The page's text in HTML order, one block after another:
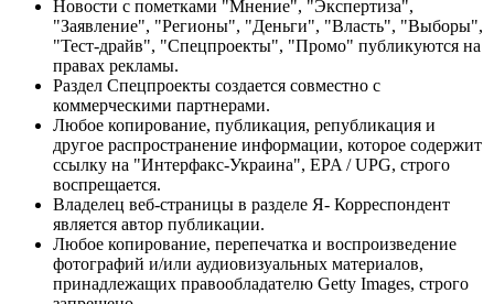
Новости с пометками "Мнение", "Экспертиза",
"Заявление", "Регионы", "Деньги", "Власть", "Выборы",
"Тест-драйв", "Спецпроекты", "Промо" публикуются на
правах рекламы.
Раздел Спецпроекты создается совместно с
коммерческими партнерами.
Любое копирование, публикация, републикация и
другое распространение информации, которое содержит
ссылку на "Интерфакс-Украина", EPA / UPG, строго
воспрещается.
Владелец веб-страницы в разделе Я- Корреспондент
является автор публикации.
Любое копирование, перепечатка и воспроизведение
фотографий и/или аудиовизуальных материалов,
принадлежащих правообладателю Getty Images, строго